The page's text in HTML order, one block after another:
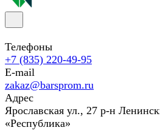
Телефоны
+7 (835) 220-49-95
E-mail
zakaz@barsprom.ru
Адрес
Ярославская ул., 27 р-н
«Республика»